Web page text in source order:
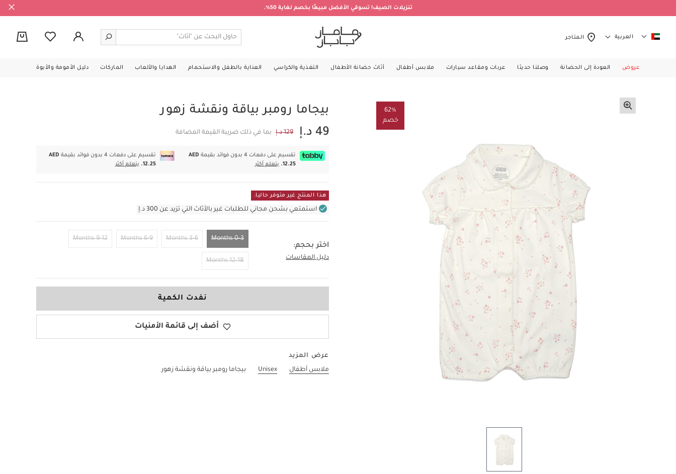
تنزيلات الصيف! تسوقي الأفضل مبيعًا بخصم لغاية 50%.
العربية المتاجر
عروض العودة إلى الحضانة وصلنا حديثا عربات ومقاعد سيارات ملابس أطفال أثاث حضانة الأطفال التغذية والكراسي العناية بالطفل والاستحمام الهدايا والألعاب الماركات دليل الأمومة والأبوة
62%
خصم
بيجاما رومبر بياقة ونقشة زهور
49 د.إ
129 د.إ بما في ذلك ضريبة القيمة المضافة
تقسيم على دفعات 4 بدون فوائد بقيمة
AED
12.25.
يتعلم أكثر
تقسيم على دفعات 4 بدون فوائد بقيمة
AED
12.25.
يتعلم أكثر
هذا المنتج غير متوفر حاليا.
استمتعي بشحن مجاني للطلبات غير بالأثاث التي تزيد عن 300 د.إ
اختر بحجم:
دليل المقاسات
0-3 Months
3-6 Months
6-9 Months
9-12 Months
12-18 Months 0-3 Months
نفدت الكمية
أضف إلى قائمة الأمنيات
عرض المزيد
ملابس أطفال
Unisex بيجاما رومبر بياقة ونقشة زهور